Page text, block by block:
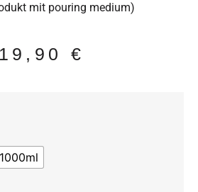
mit pouring medium)
19,90€
1000ml